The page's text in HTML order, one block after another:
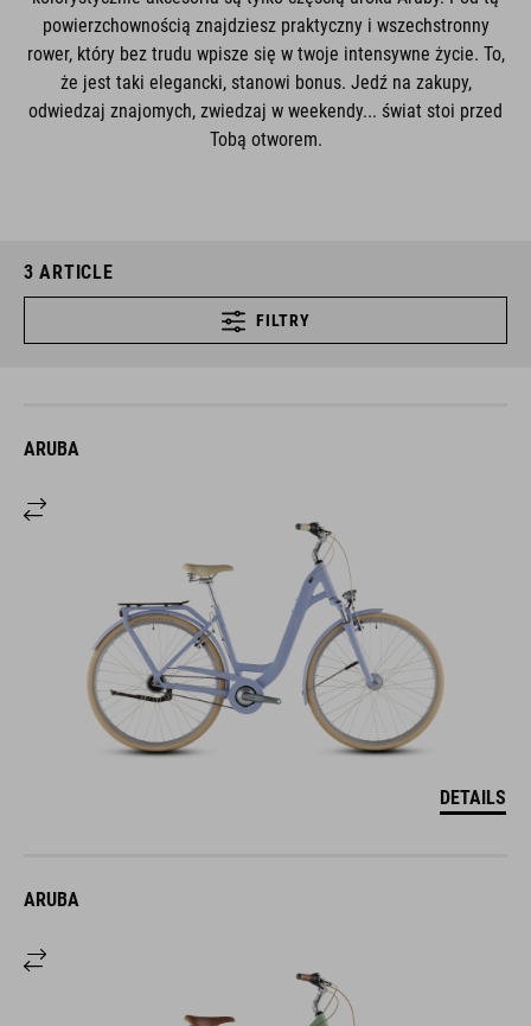
powierzchownością znajdziesz praktyczny i wszechstronny
rower, który bez trudu wpisze się w twoje intensywne życie. To,
że jest taki elegancki, stanowi bonus. Jedź na zakupy,
odwiedzaj znajomych, zwiedzaj w weekendy... świat stoi przed
Tobą otworem.
3 ARTICLE
FILTRY
ARUBA
DETAILS
ARUBA